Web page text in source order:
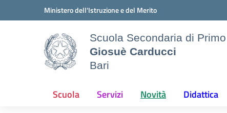
Vai ai contenuti
Vai al menu di navigazioneMinistero dell'Istruzione e del Merito
Scuola Secondaria di
Giosuè Carducci
Bari
Scuola Servizi Novità Didattica